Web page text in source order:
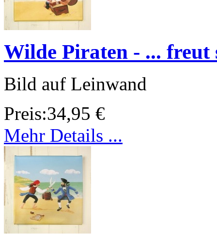
Wilde Piraten - ...
Bild auf Leinwand
Preis:34,95 €
Mehr Details ...